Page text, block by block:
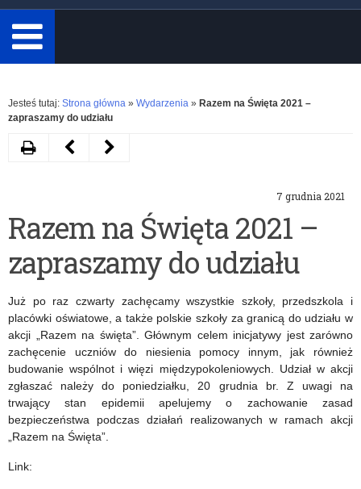
minimum
3
znaki.
Rozwiń
Jesteś tutaj: Strona główna » Wydarzenia » Razem na Święta 2021 –
zapraszamy do udziału
7 grudnia 2021
Razem na Święta 2021 –
zapraszamy do udziału
Już po raz czwarty zachęcamy wszystkie szkoły, przedszkola i
placówki oświatowe, a także polskie szkoły za granicą do udziału w
akcji „Razem na święta”. Głównym celem inicjatywy jest zarówno
zachęcenie uczniów do niesienia pomocy innym, jak również
budowanie wspólnot i więzi międzypokoleniowych. Udział w akcji
zgłaszać należy do poniedziałku, 20 grudnia br. Z uwagi na
trwający stan epidemii apelujemy o zachowanie zasad
bezpieczeństwa podczas działań realizowanych w ramach akcji
„Razem na Święta”.
Link:
DrukujNastępny
edycja
Ogólnopolskiego
Informacyjnego
Poprzedni
wniosków
do
programu
„Laboratoria
Przyszłości”
zakończony